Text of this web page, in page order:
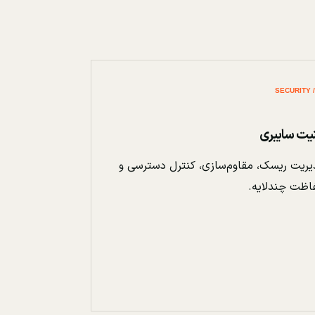
سایبری
ریسک، مقاوم‌سازی، کنترل دسترسی و
چندلایه.